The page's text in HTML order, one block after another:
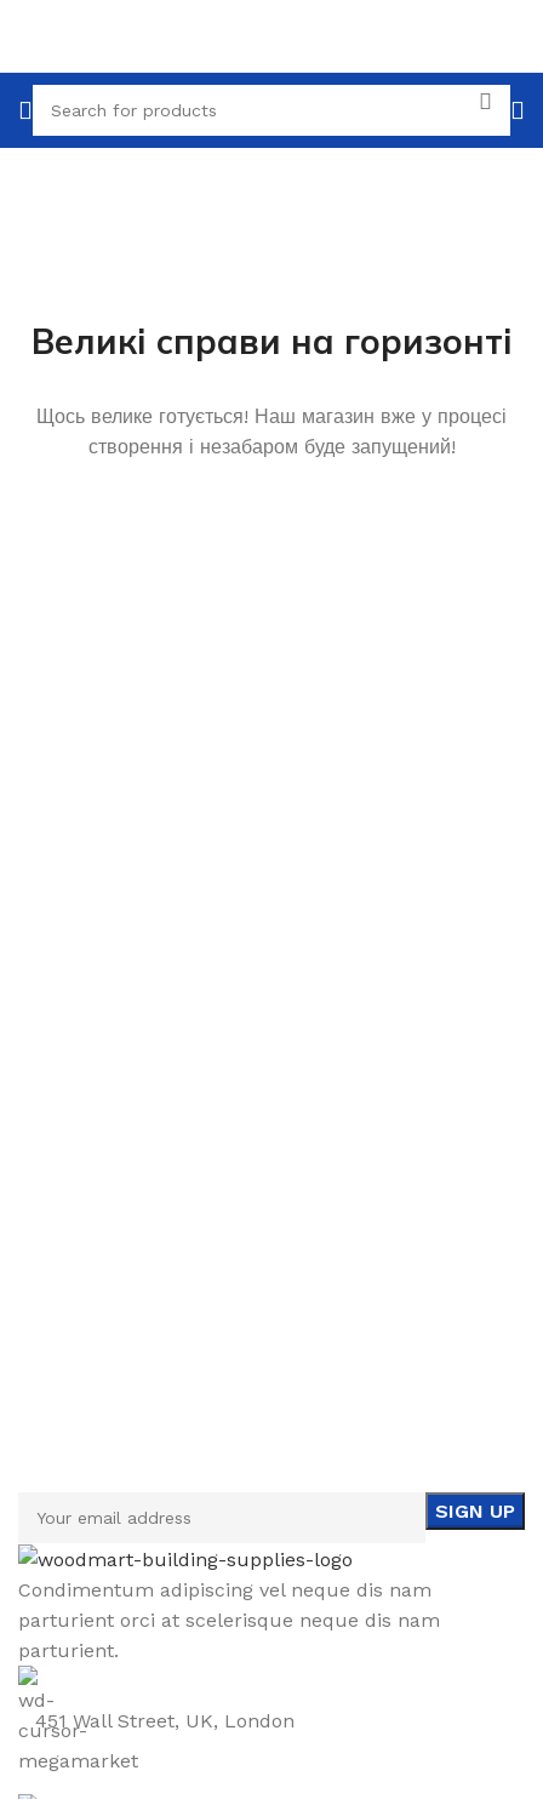
Великі справи на горизонті
Щось велике готується! Наш магазин вже у процесі
створення і незабаром буде запущений!
Condimentum adipiscing vel neque dis nam
parturient orci at scelerisque neque dis nam
parturient.
451 Wall Street, UK, London